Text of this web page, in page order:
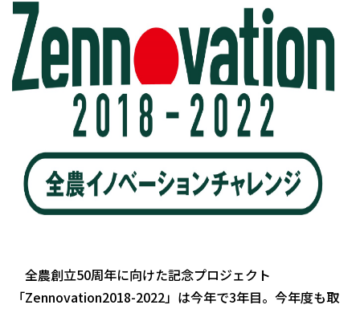
全農創立50周年に向けた記念プロジェクト
「Zennovation2018-2022」は今年で3年目。今年度も取